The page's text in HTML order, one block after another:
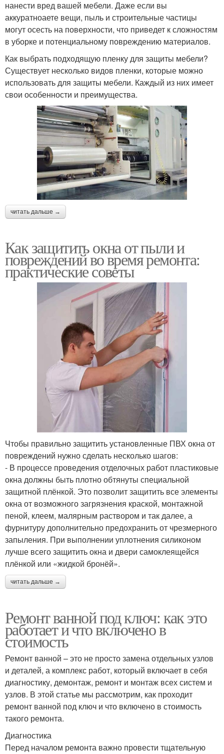
нанести вред вашей мебели. Даже если вы
аккуратноаете вещи, пыль и строительные частицы
могут осесть на поверхности, что приведет к сложностям
в уборке и потенциальному повреждению материалов.
Как выбрать подходящую пленку для защиты мебели?
Существует несколько видов пленки, которые можно
использовать для защиты мебели. Каждый из них имеет
свои особенности и преимущества.
читать дальше →
Как защитить окна от пыли и
повреждений во время ремонта:
практические советы
Чтобы правильно защитить установленные ПВХ окна от
повреждений нужно сделать несколько шагов:
- В процессе проведения отделочных работ пластиковые
окна должны быть плотно обтянуты специальной
защитной плёнкой. Это позволит защитить все элементы
окна от возможного загрязнения краской, монтажной
пеной, клеем, малярным раствором и так далее, а
фурнитуру дополнительно предохранить от чрезмерного
запыления. При выполнении уплотнения силиконом
лучше всего защитить окна и двери самоклеящейся
плёнкой или «жидкой бронёй».
читать дальше →
Ремонт ванной под ключ: как это
работает и что включено в
стоимость
Ремонт ванной – это не просто замена отдельных узлов
и деталей, а комплекс работ, который включает в себя
диагностику, демонтаж, ремонт и монтаж всех систем и
узлов. В этой статье мы рассмотрим, как проходит
ремонт ванной под ключ и что включено в стоимость
такого ремонта.
Диагностика
Перед началом ремонта важно провести тщательную